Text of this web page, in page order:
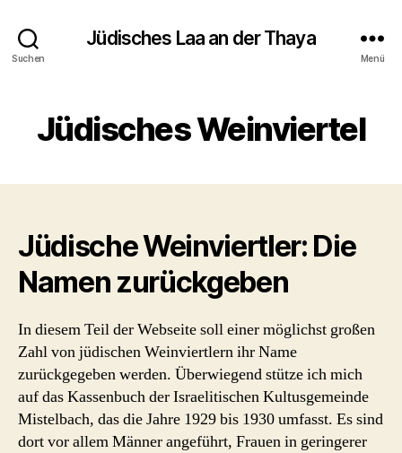
Suchen
Jüdisches Laa an der Thaya
Menü
Jüdisches Weinviertel
Jüdische Weinviertler: Die
Namen zurückgeben
In diesem Teil der Webseite soll einer möglichst großen
Zahl von jüdischen Weinviertlern ihr Name
zurückgegeben werden. Überwiegend stütze ich mich
auf das Kassenbuch der Israelitischen Kultusgemeinde
Mistelbach, das die Jahre 1929 bis 1930 umfasst. Es sind
dort vor allem Männer angeführt, Frauen in geringerer